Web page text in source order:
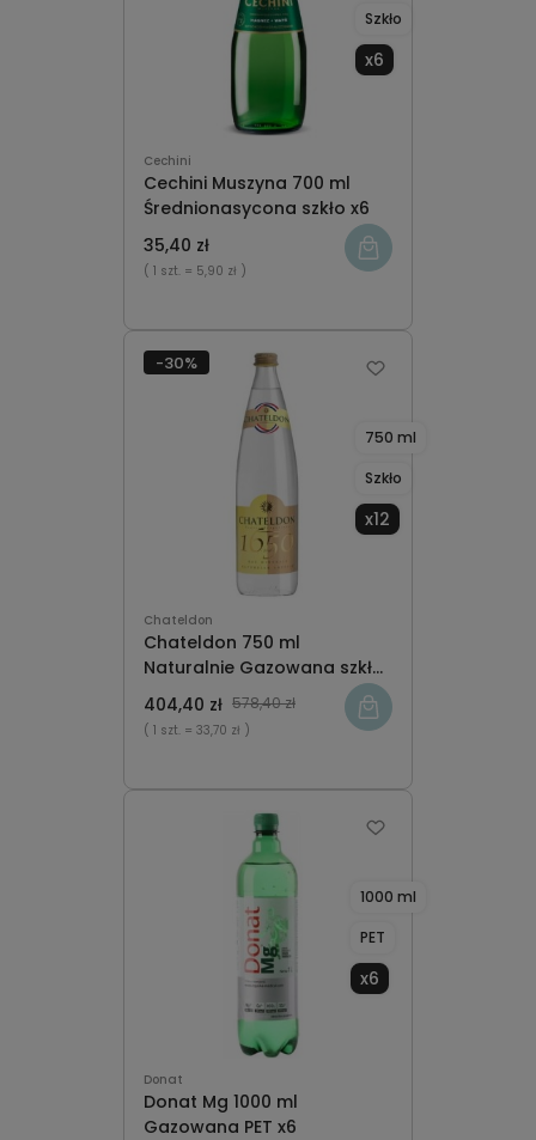
Cechini
Cechini Muszyna 700 ml
Średnionasycona szkło x6
Szkło
x6
35,40 zł
( 1 szt. = 5,90 zł )
Chateldon
Chateldon 750 ml
Naturalnie Gazowana szkło
x12
750 ml
Szkło
x12
404,40 zł 578,40 zł
( 1 szt. = 33,70 zł )
-30%
Donat
Donat Mg 1000 ml
Gazowana PET x6
1000 ml
PET
x6